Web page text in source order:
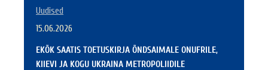
Uudised
15.06.2026
EKÕK SAATIS TOETUSKIRJA ÕNDSAIMALE ONUFRILE,
KIIEVI JA KOGU UKRAINA METROPOLIIDILE